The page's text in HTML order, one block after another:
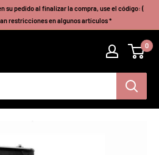
su pedido al finalizar la compra, use el código: (
restricciones en algunos artículos *
0